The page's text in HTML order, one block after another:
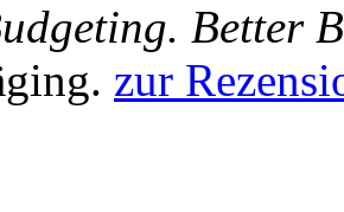
Better
zur